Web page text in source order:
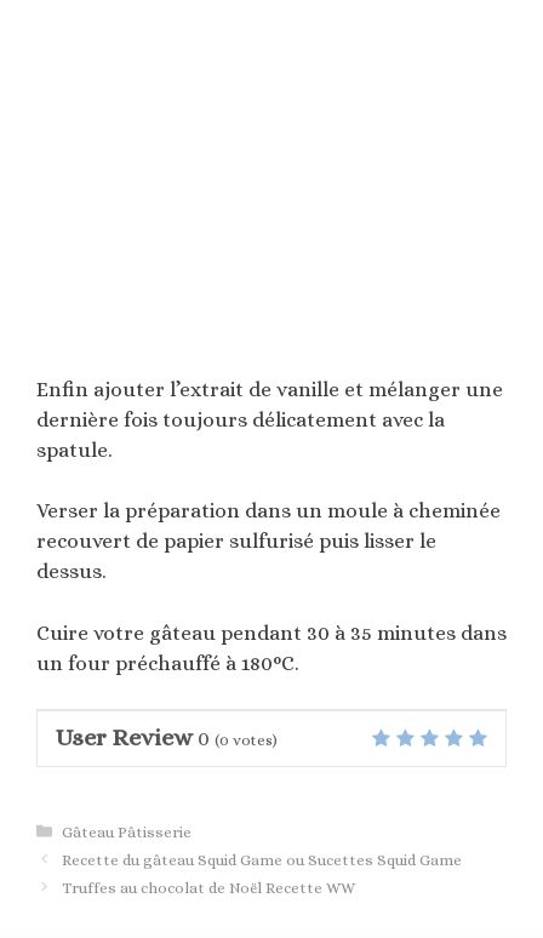
Enfin ajouter l’extrait de vanille et mélanger une
dernière fois toujours délicatement avec la
spatule.
Verser la préparation dans un moule à cheminée
recouvert de papier sulfurisé puis lisser le
dessus.
Cuire votre gâteau pendant 30 à 35 minutes dans
un four préchauffé à 180°C.
User Review 0 (0 votes)
Catégories
Gâteau Pâtisserie
Recette du gâteau Squid Game ou Sucettes Squid Game
Truffes au chocolat de Noël Recette WW